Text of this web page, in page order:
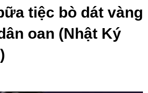
tiệc bò dát vàng
oan (Nhật Ký